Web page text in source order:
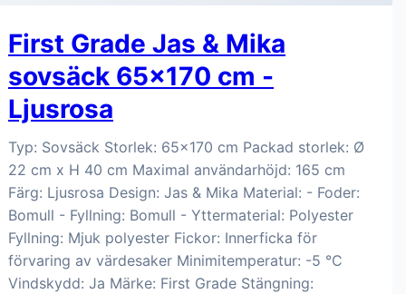
First Grade Jas & Mika
sovsäck 65x170 cm -
Ljusrosa
Typ: Sovsäck Storlek: 65x170 cm Packad storlek: Ø
22 cm x H 40 cm Maximal användarhöjd: 165 cm
Färg: Ljusrosa Design: Jas & Mika Material: - Foder:
Bomull - Fyllning: Bomull - Yttermaterial: Polyester
Fyllning: Mjuk polyester Fickor: Innerficka för
förvaring av värdesaker Minimitemperatur: -5 °C
Vindskydd: Ja Märke: First Grade Stängning: